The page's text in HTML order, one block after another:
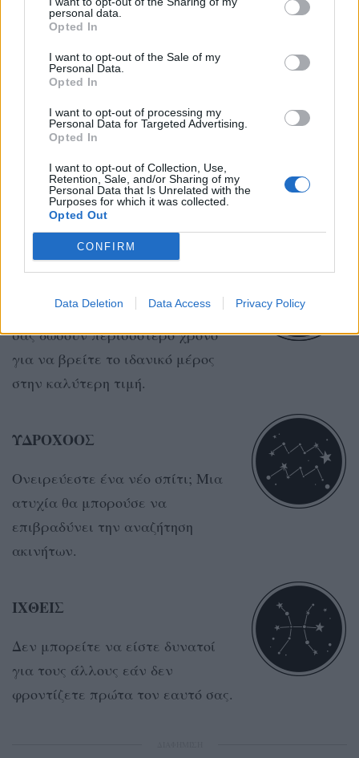
personal data.
Opted In
I want to opt-out of the Sale of my
Personal Data.
Opted In
I want to opt-out of processing my
Personal Data for Targeted Advertising.
Opted In
I want to opt-out of Collection, Use,
Retention, Sale, and/or Sharing of my
Personal Data that Is Unrelated with the
Purposes for which it was collected.
Opted Out
CONFIRM
Data Deletion Data Access Privacy Policy
καταναλώσει λίγο από τον
καλοκαίρι.
ΤΟΞΟΤΗΣ
Βοηθήστε όσους το
χρειάζονται. Αλλά θέστε τα
προσωπικά σας όρια!
ΑΙΓΟΚΕΡΩΣ
Οποιεσδήποτε καθυστερήσεις θα
σας δώσουν περισσότερο χρόνο
για να βρείτε το ιδανικό μέρος
στην καλύτερη τιμή.
ΥΔΡΟΧΟΟΣ
Ονειρεύεστε ένα νέο σπίτι; Μια
ατυχία θα μπορούσε να
επιβραδύνει την αναζήτηση
ακινήτων.
ΙΧΘΕΙΣ
Δεν μπορείτε να είστε δυνατοί
για τους άλλους εάν δεν
φροντίζετε πρώτα τον εαυτό σας.